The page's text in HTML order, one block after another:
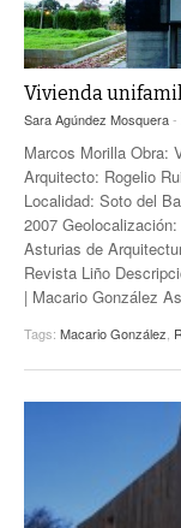
CONTACTO
Vivienda
Sara Agúndez Mosquera-
Marcos Morilla Obra:
Arquitecto: Rogelio
Localidad: Soto del
2007
Asturias de
Revista Liño
| Macario González
Tags: Macario González